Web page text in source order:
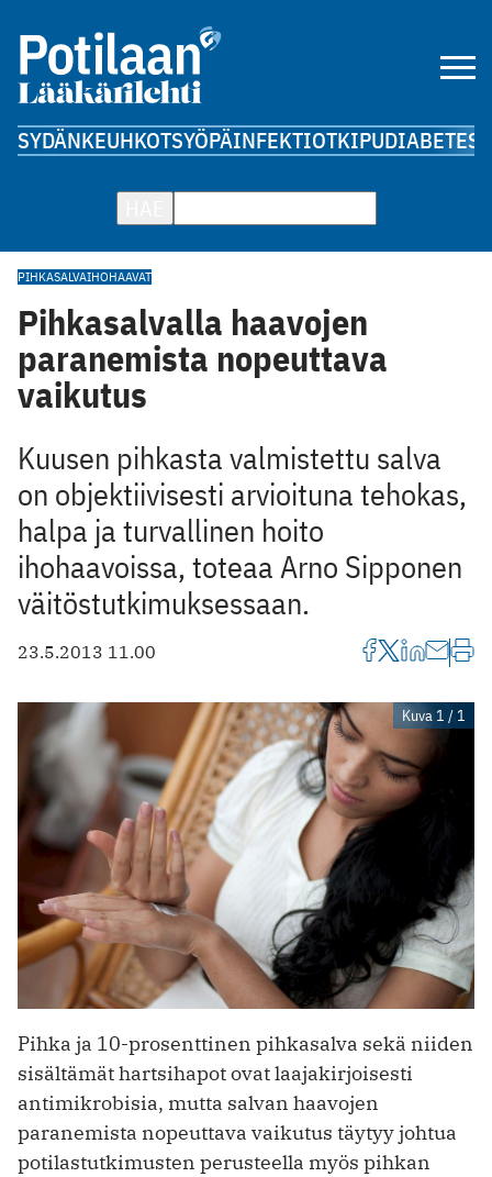
SYDÄNKEUHKOTSYÖPÄINFEKTIOTKIPUDIABETES
PIHKASALVAIHOHAAVAT
Pihkasalvalla haavojen
paranemista nopeuttava
vaikutus
Kuusen pihkasta valmistettu salva
on objektiivisesti arvioituna tehokas,
halpa ja turvallinen hoito
ihohaavoissa, toteaa Arno Sipponen
väitöstutkimuksessaan.
23.5.2013 11.00
Kuva 1 / 1
Pihka ja 10-prosenttinen pihkasalva sekä niiden
sisältämät hartsihapot ovat laajakirjoisesti
antimikrobisia, mutta salvan haavojen
paranemista nopeuttava vaikutus täytyy johtua
potilastutkimusten perusteella myös pihkan